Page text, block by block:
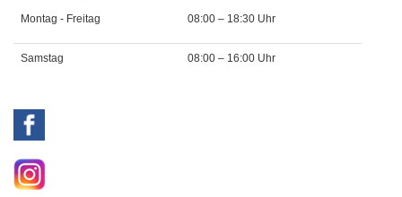
Montag - Freitag 08:00 – 18:30 Uhr
Samstag 08:00 – 16:00 Uhr